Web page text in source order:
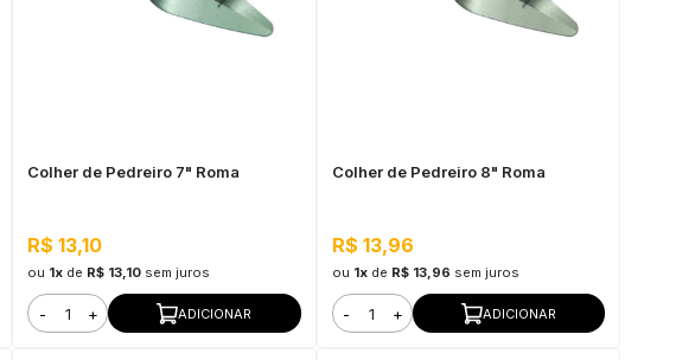
Colher de Pedreiro 7" Roma
R$ 13,10
ou 1x de R$ 13,10 sem juros
- + ADICIONAR
Colher de Pedreiro 8" Roma
R$ 13,96
ou 1xde R$ 13,96 sem juros
- + ADICIONAR